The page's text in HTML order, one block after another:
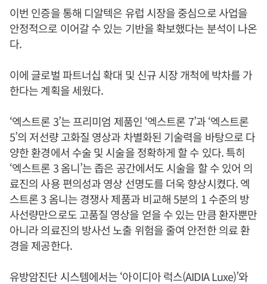
이번 인증을 통해 디알텍은 유럽 시장을 중심으로 사업을
안정적으로 이어갈 수 있는 기반을 확보했다는 분석이 나온
다.
이에 글로벌 파트너십 확대 및 신규 시장 개척에 박차를 가
한다는 계획을 세웠다.
‘엑스트론 3’는 프리미엄 제품인 ‘엑스트론 7’과 ‘엑스트론
5’의 저선량 고화질 영상과 차별화된 기술력을 바탕으로 다
양한 환경에서 수술 및 시술을 정확하게 할 수 있다. 특히
‘엑스트론 3 옴니’는 좁은 공간에서도 시술을 할 수 있어 의
료진의 사용 편의성과 영상 선명도를 더욱 향상시켰다. 엑
스트론 3 옴니는 경쟁사 제품과 비교해 5분의 1 수준의 방
사선량만으로도 고품질 영상을 얻을 수 있는 만큼 환자뿐만
아니라 의료진의 방사선 노출 위험을 줄여 안전한 의료 환
경을 제공한다.
유방암진단 시스템에서는 ‘아이디아 럭스(AIDIA Luxe)’와